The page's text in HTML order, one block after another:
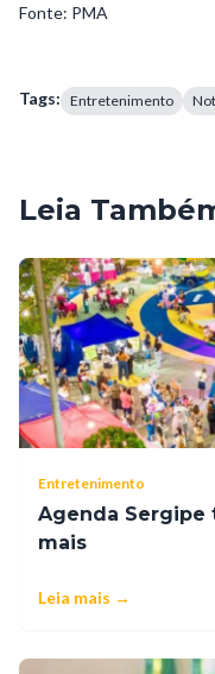
Fonte: PMA
Tags: Entretenimento
Leia
Entretenimento
Agenda Sergipe
mais
Leia mais →